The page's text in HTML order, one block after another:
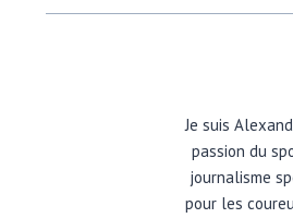
Je suis
passion du
journalisme
pour les